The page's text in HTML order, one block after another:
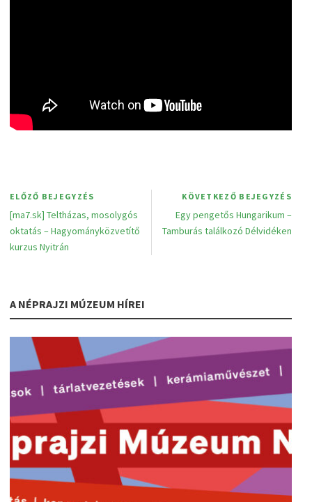
ELŐZŐ BEJEGYZÉS
[ma7.sk] Teltházas, mosolygós
oktatás – Hagyományközvetítő
kurzus Nyitrán
KÖVETKEZŐ BEJEGYZÉS
Egy pengetős Hungarikum –
Tamburás találkozó Délvidéken
A NÉPRAJZI MÚZEUM HÍREI